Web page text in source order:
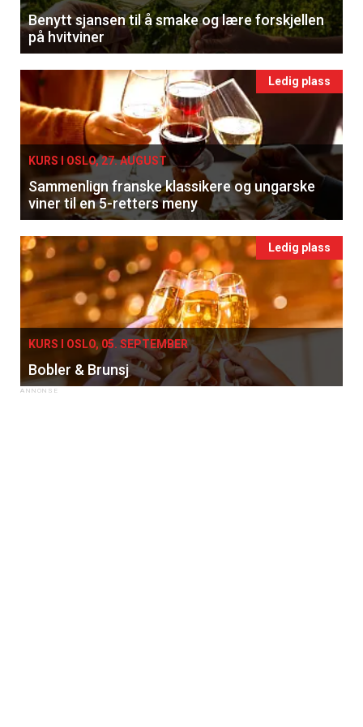
Benytt sjansen til å smake og lære forskjellen
på hvitviner
Ledig plass
KURS I OSLO, 27. AUGUST
Sammenlign franske klassikere og ungarske
viner til en 5-retters meny
Ledig plass
KURS I OSLO, 05. SEPTEMBER
Bobler & Brunsj